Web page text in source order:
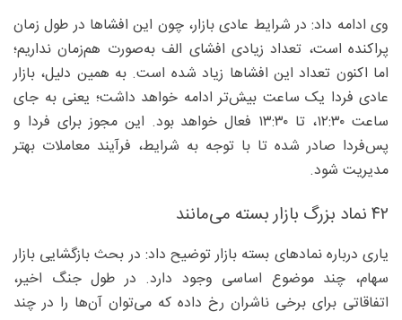
وی ادامه داد: در شرایط عادی بازار، چون این افشاها در طول زمان
پراکنده است، تعداد زیادی افشای الف به‌صورت هم‌زمان نداریم؛
اما اکنون تعداد این افشاها زیاد شده است. به همین دلیل، بازار
عادی فردا یک ساعت بیش‌تر ادامه خواهد داشت؛ یعنی به جای
ساعت ۱۲:۳۰، تا ۱۳:۳۰ فعال خواهد بود. این مجوز برای فردا و
پس‌فردا صادر شده تا با توجه به شرایط، فرآیند معاملات بهتر
مدیریت شود.
۴۲ نماد بزرگ بازار بسته می‌مانند
یاری درباره نمادهای بسته بازار توضیح داد: در بحث بازگشایی بازار
سهام، چند موضوع اساسی وجود دارد. در طول جنگ اخیر،
اتفاقاتی برای برخی ناشران رخ داده که می‌توان آن‌ها را در چند